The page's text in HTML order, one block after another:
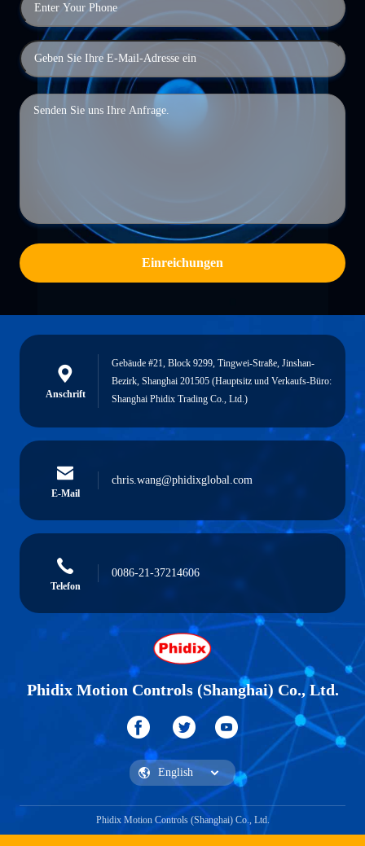
Einreichungen
Anschrift
Gebäude #21, Block 9299, Tingwei-Straße, Jinshan-
Bezirk, Shanghai 201505 (Hauptsitz und Verkaufs-Büro:
Shanghai Phidix Trading Co., Ltd.)
E-Mail
chris.wang@phidixglobal.com
Telefon
0086-21-37214606
Phidix Motion Controls (Shanghai) Co., Ltd.
Phidix Motion Controls (Shanghai) Co., Ltd.